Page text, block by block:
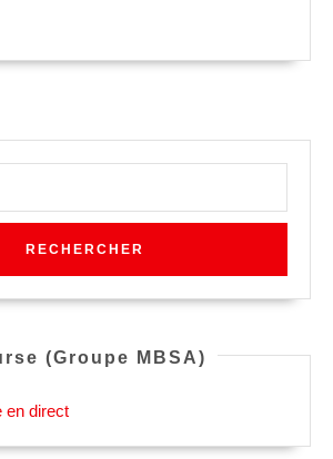
(Groupe MBSA)
en direct